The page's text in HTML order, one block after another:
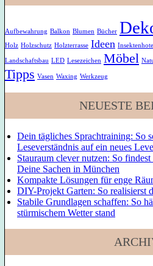
Aufbewahrung Balkon Blumen Bücher
Holz Holzschutz Holzterrasse Ideen
Landschaftsbau LED Lesezeichen Möbel
Tipps Vasen Waxing Werkzeug
NEUESTE
Dein tägliches Sprachtraining: So
Leseverständnis auf ein neues
Stauraum clever nutzen: So
Deine Sachen in München
Kompakte Lösungen für enge
DIY-Projekt Garten: So realisierst
Stabile Grundlagen schaffen: So
stürmischem Wetter stand